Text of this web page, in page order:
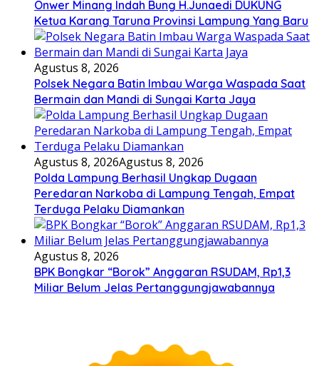
Onwer Minang Indah Bung H.Junaedi DUKUNG
Ketua Karang Taruna Provinsi Lampung Yang Baru
Agustus 8, 2026
Polsek Negara Batin Imbau Warga Waspada Saat
Bermain dan Mandi di Sungai Karta Jaya
Agustus 8, 2026Agustus 8, 2026
Polda Lampung Berhasil Ungkap Dugaan
Peredaran Narkoba di Lampung Tengah, Empat
Terduga Pelaku Diamankan
Agustus 8, 2026
BPK Bongkar “Borok” Anggaran RSUDAM, Rp1,3
Miliar Belum Jelas Pertanggungjawabannya